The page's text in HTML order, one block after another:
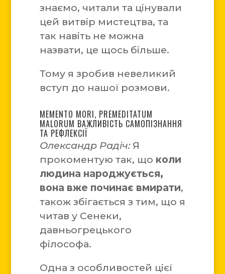
знаємо, читали та цінували
цей витвір мистецтва, та
так навіть не можна
назвати, це щось більше.
Тому я зробив невеликий
вступ до нашої розмови.
MEMENTO MORI, PREMEDITATUM
MALORUM ВАЖЛИВІСТЬ САМОПІЗНАННЯ
ТА РЕФЛЕКСІЇ
Олександр Радіч: Я
прокоментую так, що коли
людина народжується,
вона вже починає вмирати,
також збігається з тим, що я
читав у Сенеки,
давньогрецького
філософа.
Одна з особливостей цієї